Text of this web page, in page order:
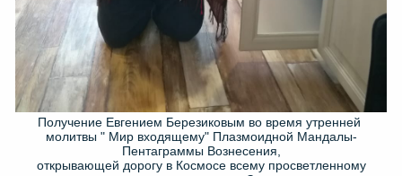
Получение Евгением Березиковым во время утренней
молитвы " Мир входящему" Плазмоидной Мандалы-
Пентаграммы Вознесения,
открывающей дорогу в Космосе всему просветленному